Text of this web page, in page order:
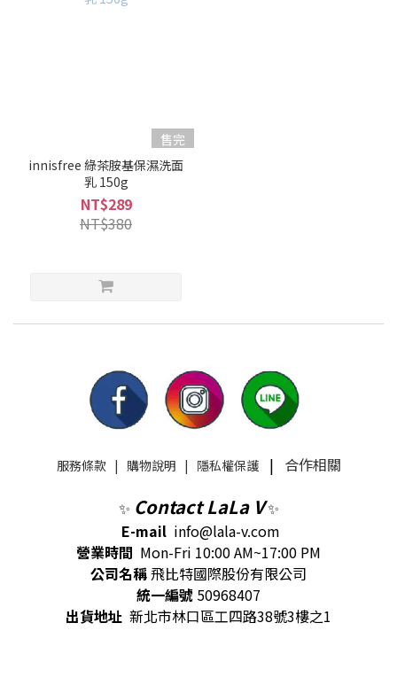
售完
innisfree 綠茶胺基保濕洗面
乳 150g
NT$289
NT$380
服務條款| 購物說明 | 隱私權保護| 合作相關
✨ Contact LaLa V✨
E-mail info@lala-v.com
營業時間 Mon-Fri 10:00 AM~17:00 PM
公司名稱飛比特國際股份有限公司
統一編號 50968407
出貨地址 新北市林口區工四路38號3樓之1